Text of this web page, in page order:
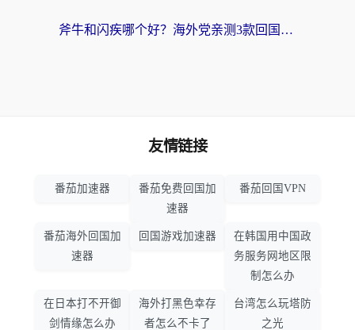
斧牛和闪疾哪个好？海外党亲测3款回国加速器，教你选到不踩坑的那一款
友情链接
番茄加速器
番茄免费回国加
速器
番茄回国VPN
番茄海外回国加
速器
回国游戏加速器
在韩国用中国政
务服务网地区限
制怎么办
在日本打不开御
剑情缘怎么办
海外打黑色幸存
者怎么不卡了
台湾怎么玩塔防
之光